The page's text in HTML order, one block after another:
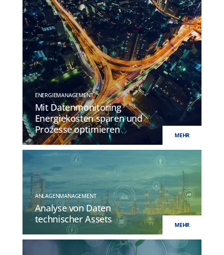
ENERGIEMANAGEMENT
Mit Datenmonitoring
Energiekosten sparen und
Prozesse optimieren
MEHR
ANLAGENMANAGEMENT
Analyse von Daten
technischer Assets
MEHR